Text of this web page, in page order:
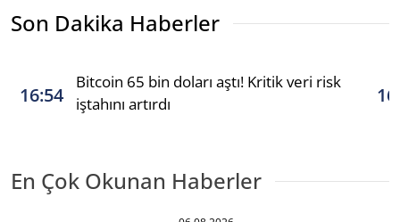
Son Dakika Haberler
16:54
Bitcoin 65 bin doları aştı! Kritik veri risk
iştahını artırdı
En Çok Okunan Haberler